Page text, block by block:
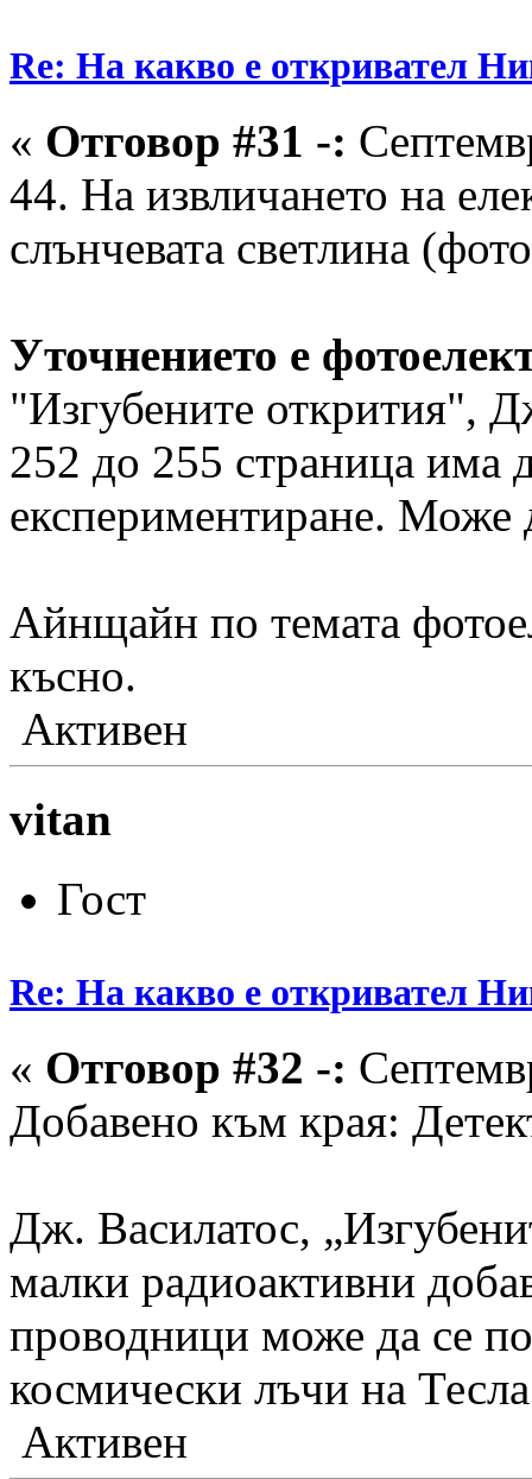
Re: На какво е откривател
« Отговор #31 -:
44. На извличането на
слънчевата светлина
Уточнението е
"Изгубените открития",
252 до 255 страница има
експериментиране. Може
Айнщайн по темата
късно.
Активен
vitan
Гост
Re: На какво е откривател
« Отговор #32 -:
Добавено към края:
Дж. Василатос,
малки радиоактивни
проводници може да се
космически лъчи на
Активен